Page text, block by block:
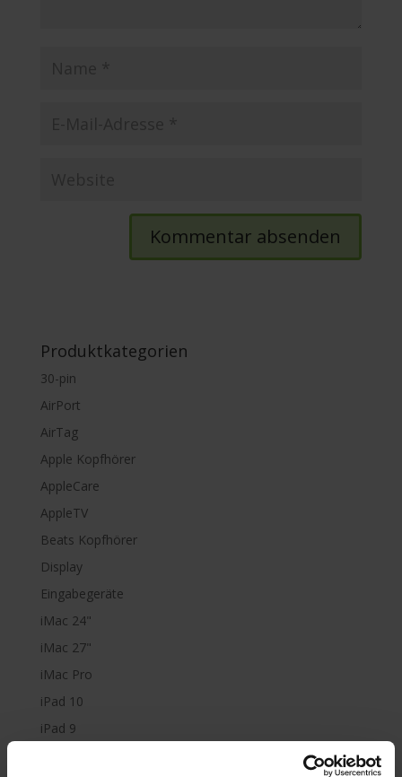
Produktkategorien
30-pin
AirPort
AirTag
Apple Kopfhörer
AppleCare
AppleTV
Beats Kopfhörer
Display
Eingabegeräte
iMac 24"
iMac 27"
iMac Pro
iPad 10
iPad 9